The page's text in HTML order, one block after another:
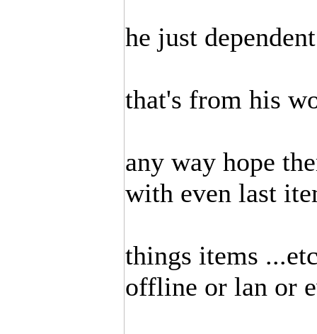
he just
that's from his
any way hope
with even last
things items
offline or lan or